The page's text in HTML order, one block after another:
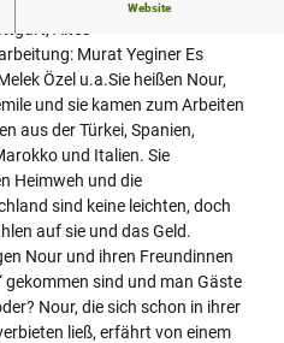
Website
Murat Yeginer Es
Özel u.a.Sie heißen Nour,
und sie kamen zum Arbeiten
aus der Türkei, Spanien,
und Italien. Sie
Heimweh und die
sind keine leichten, doch
auf sie und das Geld.
Nour und ihren Freundinnen
gekommen sind und man Gäste
Nour, die sich schon in ihrer
ließ, erfährt von einem